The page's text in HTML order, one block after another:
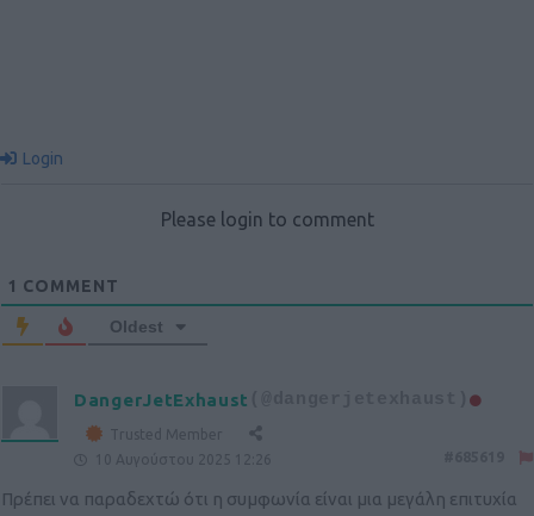
Login
Please login to comment
1 COMMENT
Oldest
DangerJetExhaust
Trusted Member
10 Αυγούστου 2025 12:26
Πρέπει να παραδεχτώ ότι η συμφωνία είναι μια μεγάλη επιτυχία